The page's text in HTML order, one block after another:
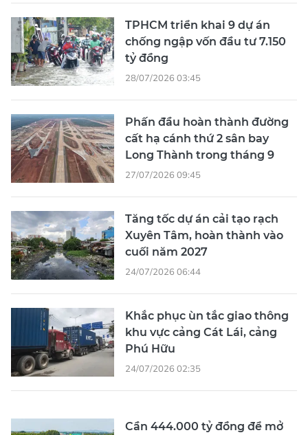
TPHCM triển khai 9 dự án
chống ngập vốn đầu tư 7.150
tỷ đồng
28/07/2026 03:45
Phấn đầu hoàn thành đường
cất hạ cánh thứ 2 sân bay
Long Thành trong tháng 9
27/07/2026 09:45
Tăng tốc dự án cải tạo rạch
Xuyên Tâm, hoàn thành vào
cuối năm 2027
24/07/2026 06:44
Khắc phục ùn tắc giao thông
khu vực cảng Cát Lái, cảng
Phú Hữu
24/07/2026 02:35
Cần 444.000 tỷ đồng để mở